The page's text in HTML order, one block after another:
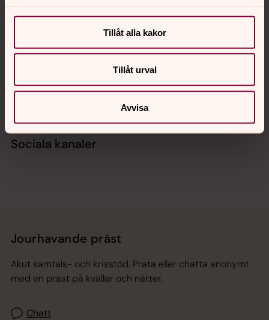
Tillåt alla kakor
Tillåt urval
Avvisa
Kontakt
Kalender
Sociala kanaler
Jourhavande präst
Akut samtals- och krisstöd. Prata eller chatta anonymt
med en präst på kvällar och nätter.
Chatt